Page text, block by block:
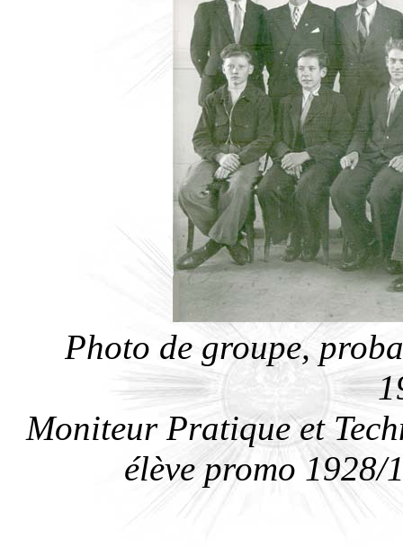
Photo de groupe,
Moniteur Pratique et
élève promo